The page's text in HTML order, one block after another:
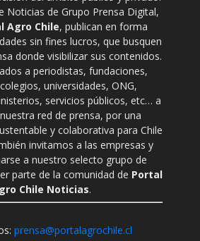
Noticias de Grupo Prensa Digital,
Agro Chile, publican en forma
sin fines lucros, que busquen
donde visibilizar sus contenidos.
a periodistas, fundaciones,
universidades, ONG,
servicios públicos, etc… a
red de prensa, por una
y colaborativa para Chile
invitamos a las empresas y
a nuestro selecto grupo de
parte de la comunidad de Portal
Chile Noticias.
prensa@portalagrochile.cl